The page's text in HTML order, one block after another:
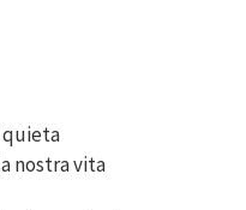
quieta
nostra vita